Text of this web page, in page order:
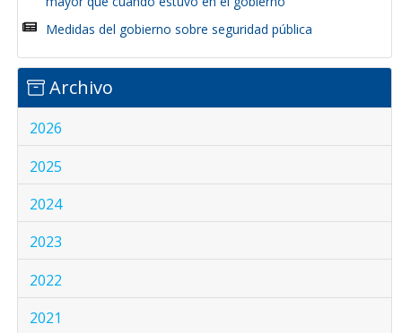
Medidas del gobierno sobre seguridad pública
Archivo
2026
2025
2024
2023
2022
2021